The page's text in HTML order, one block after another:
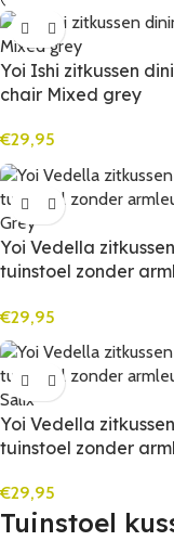
Yoi Ishi zitkussen
chair Mixed grey
€29,95
Yoi Vedella
tuinstoel zonder
€29,95
Yoi Vedella
tuinstoel zonder
€29,95
Tuinstoel